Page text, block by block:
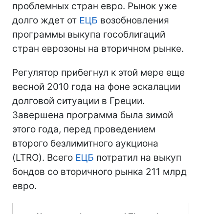
проблемных стран евро. Рынок уже
долго ждет от ЕЦБ возобновления
программы выкупа гособлигаций
стран еврозоны на вторичном рынке.
Регулятор прибегнул к этой мере еще
весной 2010 года на фоне эскалации
долговой ситуации в Греции.
Завершена программа была зимой
этого года, перед проведением
второго безлимитного аукциона
(LTRO). Всего ЕЦБ потратил на выкуп
бондов со вторичного рынка 211 млрд
евро.